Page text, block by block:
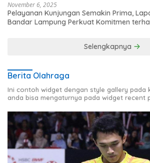
November 6, 2025
Pelayanan Kunjungan Semakin Prima,
Bandar Lampung Perkuat Komitmen
Selengkapnya
Berita Olahraga
Ini contoh widget dengan style gallery pada
anda bisa mengaturnya pada widget recent